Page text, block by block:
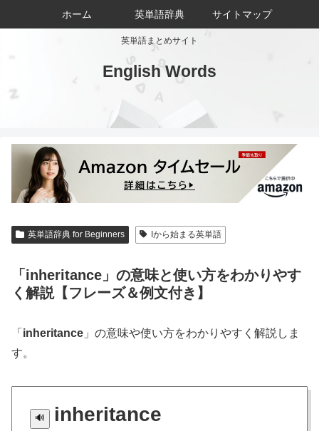
英単語まとめサイト
English Words
ホーム 英単語辞典 サイトマップ
英単語辞典 for Beginners Iから始まる英単語
「inheritance」の意味と使い方をわかりやす
く解説【フレーズ＆例文付き】
「 inheritance 」の意味や使い方をわかりやすく解説しま
す。
inheritance